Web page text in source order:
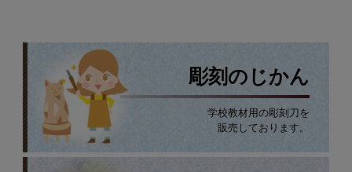
彫刻のじかん
学校教材用の彫刻刀を
販売しております。